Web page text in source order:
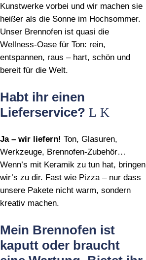
Kunstwerke vorbei und wir machen sie
heißer als die Sonne im Hochsommer.
Unser Brennofen ist quasi die
Wellness‑Oase für Ton: rein,
entspannen, raus – hart, schön und
bereit für die Welt.
Habt ihr einen
Lieferservice?
Ja – wir liefern! Ton, Glasuren,
Werkzeuge, Brennofen‑Zubehör…
Wenn’s mit Keramik zu tun hat, bringen
wir’s zu dir. Fast wie Pizza – nur dass
unsere Pakete nicht warm, sondern
kreativ machen.
Mein Brennofen ist
kaputt oder braucht